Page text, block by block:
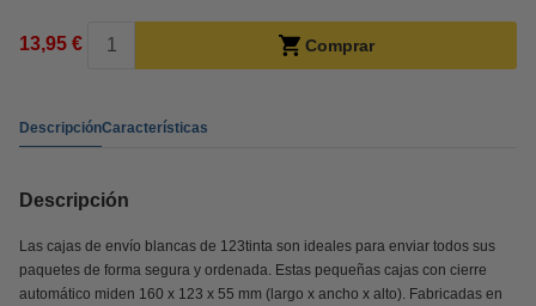
13,95 € Comprar
DescripciónCaracterísticas
Descripción
Las cajas de envío blancas de 123tinta son ideales para enviar todos sus
paquetes de forma segura y ordenada. Estas pequeñas cajas con cierre
automático miden 160 x 123 x 55 mm (largo x ancho x alto). Fabricadas en